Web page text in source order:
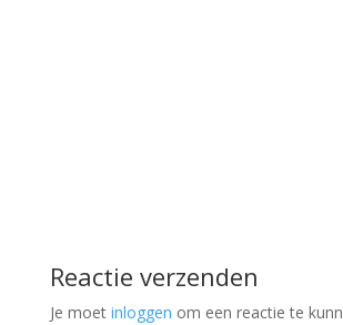
Reactie verzenden
Je moet inloggen om een reactie te